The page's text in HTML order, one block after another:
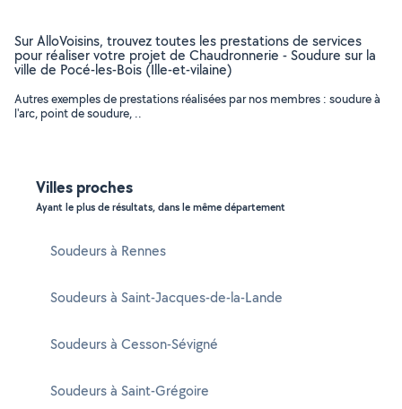
Sur AlloVoisins, trouvez toutes les prestations de services
pour réaliser votre projet de Chaudronnerie - Soudure sur la
ville de Pocé-les-Bois (Ille-et-vilaine)
Autres exemples de prestations réalisées par nos membres : soudure à
l'arc, point de soudure, ..
Villes proches
Ayant le plus de résultats, dans le même département
Soudeurs à Rennes
Soudeurs à Saint-Jacques-de-la-Lande
Soudeurs à Cesson-Sévigné
Soudeurs à Saint-Grégoire